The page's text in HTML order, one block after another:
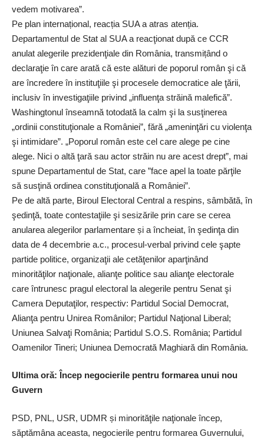
vedem motivarea”.
Pe plan internațional, reacția SUA a atras atenția.
Departamentul de Stat al SUA a reacţionat după ce CCR
anulat alegerile prezidenţiale din România, transmițând o
declaraţie în care arată că este alături de poporul român şi că
are încredere în instituţiile şi procesele democratice ale ţării,
inclusiv în investigaţiile privind „influenţa străină malefică”.
Washingtonul înseamnă totodată la calm şi la susţinerea
„ordinii constituţionale a României”, fără „ameninţări cu violenţa
şi intimidare”. „Poporul român este cel care alege pe cine
alege. Nici o altă ţară sau actor străin nu are acest drept”, mai
spune Departamentul de Stat, care ”face apel la toate părţile
să susţină ordinea constituţională a României”.
Pe de altă parte, Biroul Electoral Central a respins, sâmbătă, în
şedinţă, toate contestaţiile şi sesizările prin care se cerea
anularea alegerilor parlamentare și a încheiat, în şedinţa din
data de 4 decembrie a.c., procesul-verbal privind cele şapte
partide politice, organizaţii ale cetăţenilor aparţinând
minorităţilor naţionale, alianţe politice sau alianţe electorale
care întrunesc pragul electoral la alegerile pentru Senat şi
Camera Deputaţilor, respectiv: Partidul Social Democrat,
Alianţa pentru Unirea Românilor; Partidul Naţional Liberal;
Uniunea Salvaţi România; Partidul S.O.S. România; Partidul
Oamenilor Tineri; Uniunea Democrată Maghiară din România.
Ultima oră: Încep negocierile pentru formarea unui nou
Guvern
PSD, PNL, USR, UDMR și minorităţile naţionale încep,
săptămâna aceasta, negocierile pentru formarea Guvernului,